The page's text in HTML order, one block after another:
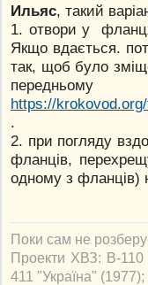
Ильяс, такий
1. отвори у
Якщо вдається.
так, щоб було
https://
.
2. при погляду
фланців,
одному з фланців)
Поки сам не
Проекти ХВЗ: В-110
411 "Україна" (1977);